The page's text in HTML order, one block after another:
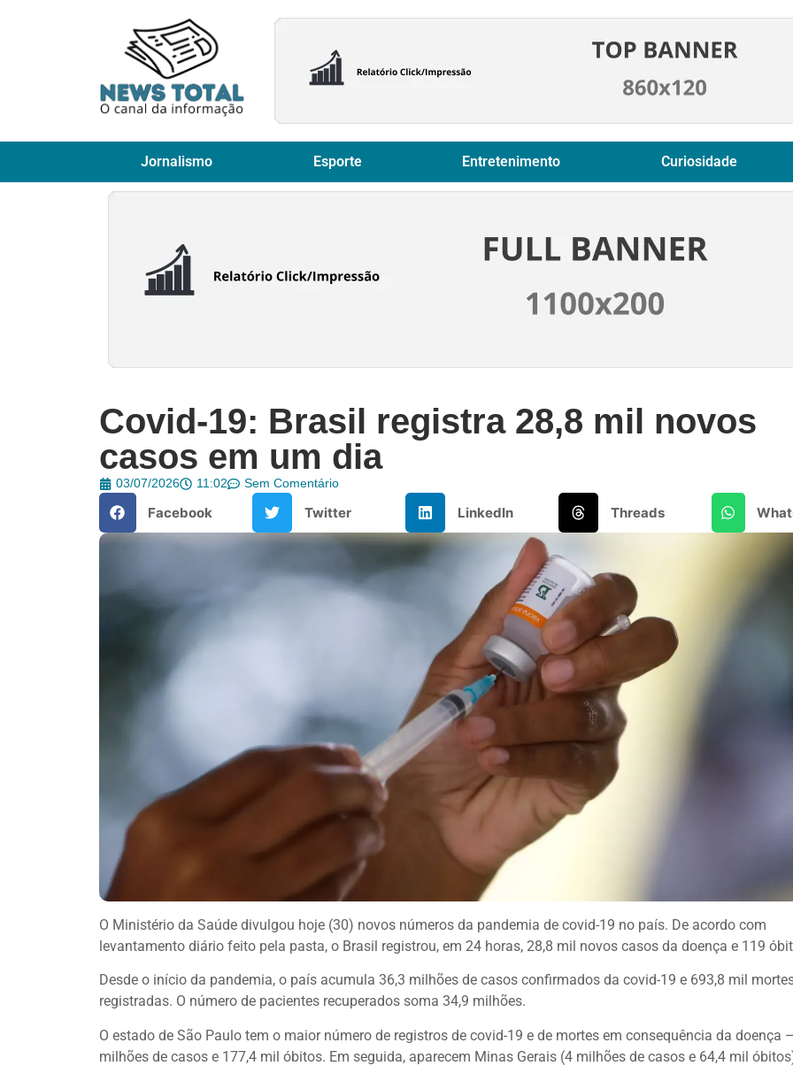
Jornalismo Esporte Entretenimento Curiosidade
Covid-19: Brasil registra 28,8 mil novos
casos em um dia
03/07/2026 11:02 Sem Comentário
Facebook Twitter LinkedIn Threads
O Ministério da Saúde divulgou hoje (30) novos números da pandemia de covid-19 no país. De acordo com
levantamento diário feito pela pasta, o Brasil registrou, em 24 horas, 28,8 mil novos casos da doença e 119
Desde o início da pandemia, o país acumula 36,3 milhões de casos confirmados da covid-19 e 693,8 mil
registradas. O número de pacientes recuperados soma 34,9 milhões.
O estado de São Paulo tem o maior número de registros de covid-19 e de mortes em consequência da doença
milhões de casos e 177,4 mil óbitos. Em seguida, aparecem Minas Gerais (4 milhões de casos e 64,4 mil